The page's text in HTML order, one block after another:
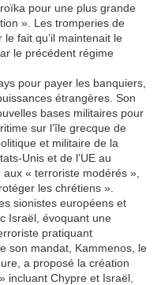
pour une plus grande
». Les tromperies de
fait qu’il maintenait le
le précédent régime
pour payer les banquiers,
étrangères. Son
bases militaires pour
sur l’île grecque de
et militaire de la
Unis et de l’UE au
« terroriste modérés »,
les chrétiens ».
sionistes européens et
Israël, évoquant une
pratiquant
son mandat, Kammenos, le
a proposé la création
incluant Chypre et Israël,